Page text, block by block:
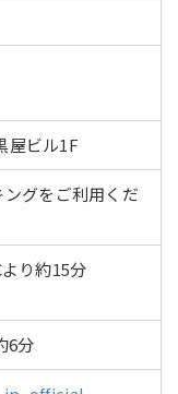
屋ビル1F
グをご利用くだ
り約15分
6分